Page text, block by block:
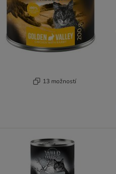
13 možností